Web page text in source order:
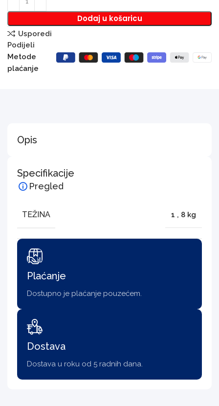
Dodaj u košaricu
Usporedi
Podijeli
Metode
plaćanje
Opis
Specifikacije
Pregled
TEŽINA 1 , 8 kg
Plaćanje
Dostupno je plaćanje pouzećem.
Dostava
Dostava u roku od 5 radnih dana.